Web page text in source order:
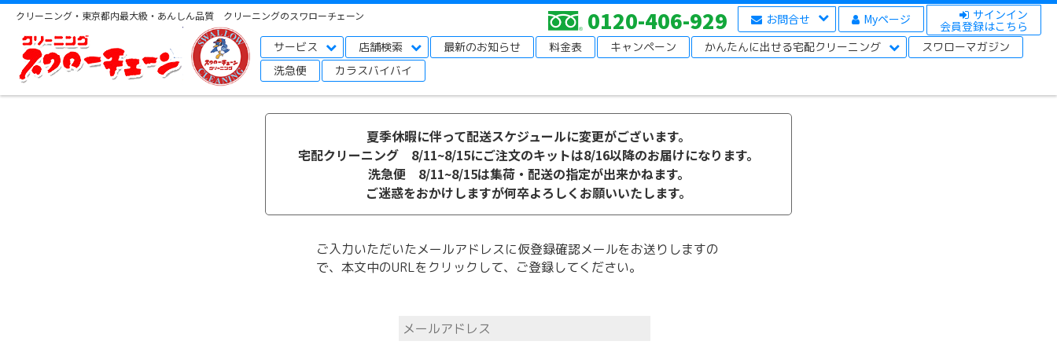
クリーニング・東京都内最大級・あんしん品質 クリーニングのスワローチェーン
サービス 店舗検索 最新のお知らせ 料金表 キャンペーン かんたんに出せる宅配クリーニング
スワローマガジン
洗急便
カラスバイバイ
お問合せ Myページ サインイン
会員登録はこちら
0120-406-929
会員仮登録
夏季休暇に伴って配送スケジュールに変更がございます。
宅配クリーニング 8/11~8/15にご注文のキットは8/16以降のお届けになります。
洗急便 8/11~8/15は集荷・配送の指定が出来かねます。
ご迷惑をおかけしますが何卒よろしくお願いいたします。
ご入力いただいたメールアドレスに仮登録確認メールをお送りしますの
で、本文中のURLをクリックして、ご登録してください。